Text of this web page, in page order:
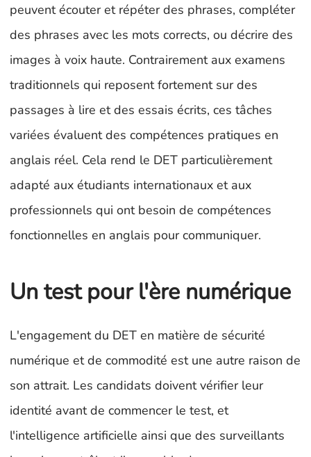
peuvent écouter et répéter des phrases, compléter
des phrases avec les mots corrects, ou décrire des
images à voix haute. Contrairement aux examens
traditionnels qui reposent fortement sur des
passages à lire et des essais écrits, ces tâches
variées évaluent des compétences pratiques en
anglais réel. Cela rend le DET particulièrement
adapté aux étudiants internationaux et aux
professionnels qui ont besoin de compétences
fonctionnelles en anglais pour communiquer.
Un test pour l'ère numérique
L'engagement du DET en matière de sécurité
numérique et de commodité est une autre raison de
son attrait. Les candidats doivent vérifier leur
identité avant de commencer le test, et
l'intelligence artificielle ainsi que des surveillants